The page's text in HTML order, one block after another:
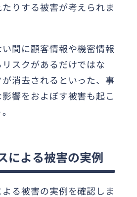
りする被害が考えられま
間に顧客情報や機密情報
スクがあるだけではな
消去されるといった、事
響をおよぼす被害も起こ
による被害の実例
る被害の実例を確認しま